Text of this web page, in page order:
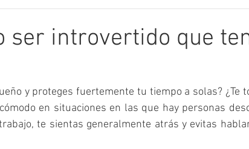
ser introvertido que
y proteges fuertemente tu tiempo a solas? ¿Te
en situaciones en las que hay personas
te sientas generalmente atrás y evitas